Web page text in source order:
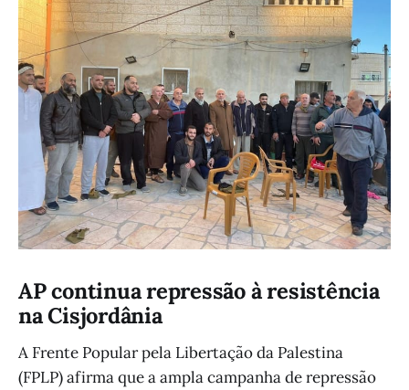
AP continua repressão à resistência
na Cisjordânia
A Frente Popular pela Libertação da Palestina
(FPLP) afirma que a ampla campanha de repressão